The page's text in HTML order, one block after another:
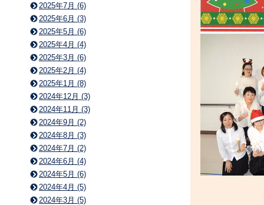
2025年7月 (6)
2025年6月 (3)
2025年5月 (6)
2025年4月 (4)
2025年3月 (6)
2025年2月 (4)
2025年1月 (8)
2024年12月 (3)
2024年11月 (3)
2024年9月 (2)
2024年8月 (3)
2024年7月 (2)
2024年6月 (4)
2024年5月 (6)
2024年4月 (5)
2024年3月 (5)